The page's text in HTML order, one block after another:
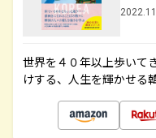
世界を４０年以上歩いて
けする、人生を輝かせる